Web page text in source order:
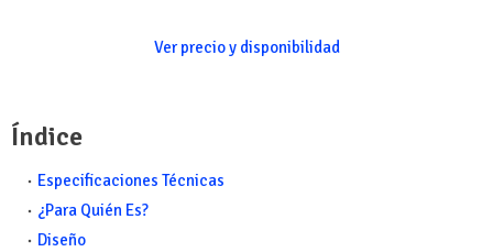
Ver precio y disponibilidad
Índice
Especificaciones Técnicas
¿Para Quién Es?
Diseño